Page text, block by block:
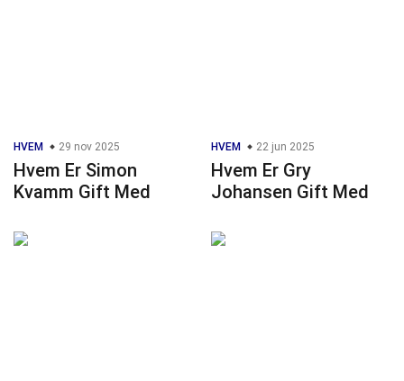
HVEM 29 nov 2025
Hvem Er Simon
Kvamm Gift Med
HVEM 22 jun 2025
Hvem Er Gry
Johansen Gift Med